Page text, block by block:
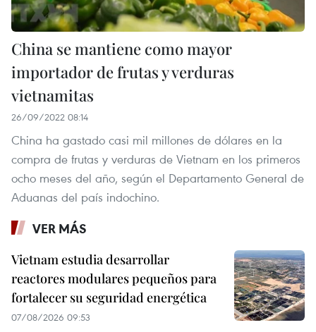
China se mantiene como mayor
importador de frutas y verduras
vietnamitas
26/09/2022 08:14
China ha gastado casi mil millones de dólares en la
compra de frutas y verduras de Vietnam en los primeros
ocho meses del año, según el Departamento General de
Aduanas del país indochino.
VER MÁS
Vietnam estudia desarrollar
reactores modulares pequeños para
fortalecer su seguridad energética
07/08/2026 09:53